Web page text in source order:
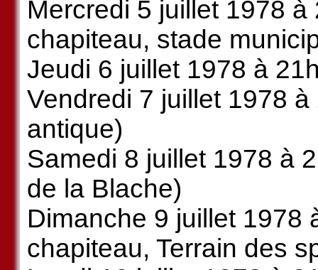
Mercredi 5 juillet 1978
chapiteau, stade
Jeudi 6 juillet 1978 à
Vendredi 7 juillet 1978
antique)
Samedi 8 juillet 1978 à
de la Blache)
Dimanche 9 juillet 1978
chapiteau, Terrain des